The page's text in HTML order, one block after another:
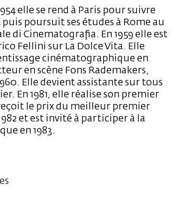
elle se rend à Paris pour suivre
puis poursuit ses études à Rome au
di Cinematografia. En 1959 elle est
Fellini sur La Dolce Vita. Elle
cinématographique en
en scène Fons Rademakers,
Elle devient assistante sur tous
En 1981, elle réalise son premier
le prix du meilleur premier
et est invité à participer à la
en 1983.